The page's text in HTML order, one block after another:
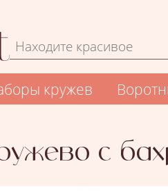
Форма поиска
Поиск
кружев
с